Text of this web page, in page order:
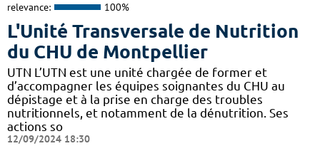
relevance: 100%
L'Unité Transversale de Nutrition
du CHU de Montpellier
UTN L’UTN est une unité chargée de former et
d’accompagner les équipes soignantes du CHU au
dépistage et à la prise en charge des troubles
nutritionnels, et notamment de la dénutrition. Ses
actions so
12/09/2024 18:30